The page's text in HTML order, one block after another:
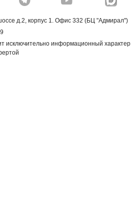
д.2, корпус 1. Офис 332 (БЦ "Адмирал")
исключительно информационный характер